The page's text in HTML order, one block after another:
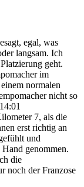
egal, was
langsam. Ich
geht.
im
normalen
nicht so
7, als die
erst richtig an
und
genommen.
die
noch der Franzose